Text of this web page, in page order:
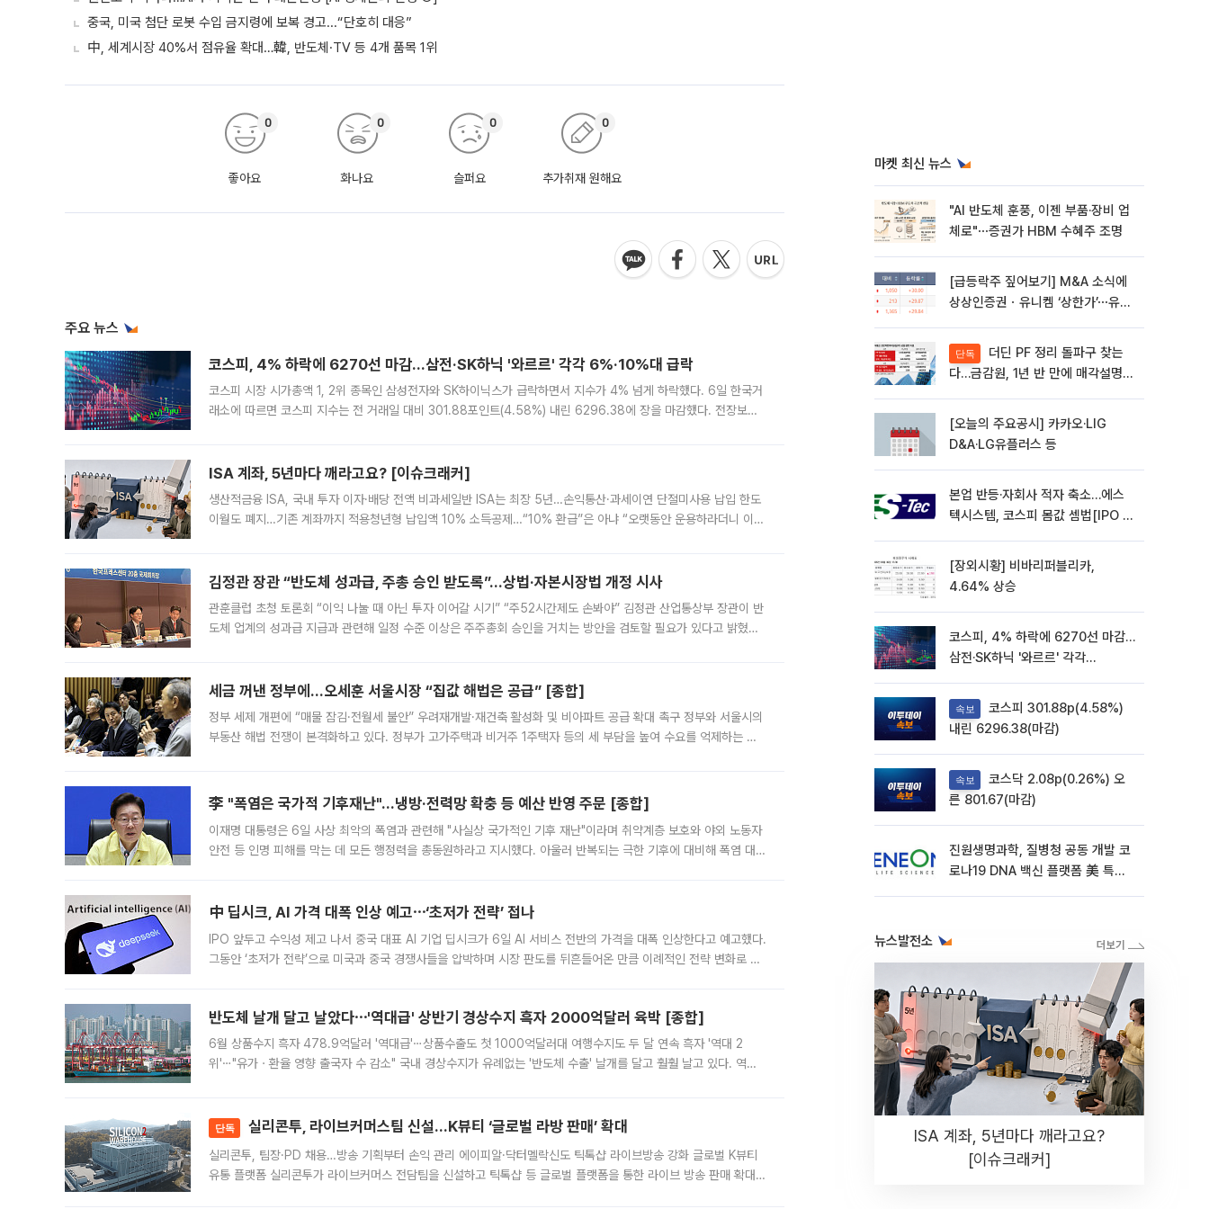
중국, 미국 첨단 로봇 수입 금지령에 보복 경고...“단호히 대응”
中, 세계시장 40%서 점유율 확대…韓, 반도체·TV 등 4개 품목 1위
좋아요
0
화나요
0
슬퍼요
0
추가취재 원해요
0
주요 뉴스
코스피, 4% 하락에 6270선 마감…삼전·SK하닉 '와르르' 각각 6%·10%대 급락
코스피 시장 시가총액 1, 2위 종목인 삼성전자와 SK하이닉스가 급락하면서 지수가 4% 넘게 하락했다. 6일 한국거
래소에 따르면 코스피 지수는 전 거래일 대비 301.88포인트(4.58%) 내린 6296.38에 장을 마감했다. 전장보다
ISA 계좌, 5년마다 깨라고요? [이슈크래커]
생산적금융 ISA, 국내 투자 이자·배당 전액 비과세일반 ISA는 최장 5년…손익통산·과세이연 단절미사용 납입 한도
이월도 폐지…기존 계좌까지 적용청년형 납입액 10% 소득공제…“10% 환급”은 아냐 “오랫동안 운용하라더니 이제
김정관 장관 “반도체 성과급, 주총 승인 받도록”…상법·자본시장법 개정 시사
관훈클럽 초청 토론회 “이익 나눌 때 아닌 투자 이어갈 시기” “주52시간제도 손봐야” 김정관 산업통상부 장관이 반
도체 업계의 성과급 지급과 관련해 일정 수준 이상은 주주총회 승인을 거치는 방안을 검토할 필요가 있다고 밝혔다.
세금 꺼낸 정부에…오세훈 서울시장 “집값 해법은 공급” [종합]
정부 세제 개편에 “매물 잠김·전월세 불안” 우려재개발·재건축 활성화 및 비아파트 공급 확대 촉구 정부와 서울시의
부동산 해법 전쟁이 본격화하고 있다. 정부가 고가주택과 비거주 1주택자 등의 세 부담을 높여 수요를 억제하는 카
李 "폭염은 국가적 기후재난"…냉방·전력망 확충 등 예산 반영 주문 [종합]
이재명 대통령은 6일 사상 최악의 폭염과 관련해 "사실상 국가적인 기후 재난"이라며 취약계층 보호와 야외 노동자
안전 등 인명 피해를 막는 데 모든 행정력을 총동원하라고 지시했다. 아울러 반복되는 극한 기후에 대비해 폭염 대응
中 딥시크, AI 가격 대폭 인상 예고⋯‘초저가 전략’ 접나
IPO 앞두고 수익성 제고 나서 중국 대표 AI 기업 딥시크가 6일 AI 서비스 전반의 가격을 대폭 인상한다고 예고했다.
그동안 ‘초저가 전략’으로 미국과 중국 경쟁사들을 압박하며 시장 판도를 뒤흔들어온 만큼 이례적인 전략 변화로 평
반도체 날개 달고 날았다⋯'역대급' 상반기 경상수지 흑자 2000억달러 육박 [종합]
6월 상품수지 흑자 478.9억달러 '역대급'⋯상품수출도 첫 1000억달러대 여행수지도 두 달 연속 흑자 '역대 2
위'⋯"유가ㆍ환율 영향 출국자 수 감소" 국내 경상수지가 유례없는 '반도체 수출' 날개를 달고 훨훨 날고 있다. 역대
단독 실리콘투, 라이브커머스팀 신설…K뷰티 ‘글로벌 라방 판매’ 확대
실리콘투, 팀장·PD 채용…방송 기획부터 손익 관리 에이피알·닥터멜락신도 틱톡샵 라이브방송 강화 글로벌 K뷰티
유통 플랫폼 실리콘투가 라이브커머스 전담팀을 신설하고 틱톡샵 등 글로벌 플랫폼을 통한 라이브 방송 판매 확대에
마켓 최신 뉴스
"AI 반도체 훈풍, 이젠 부품·장비 업
체로"⋯증권가 HBM 수혜주 조명
[급등락주 짚어보기] M&A 소식에
상상인증권ㆍ유니켐 ‘상한가’⋯유증
단독
다…금감원, 1년 반 만에 매각설명회
[오늘의 주요공시] 카카오·LIG
D&A·LG유플러스 등
본업 반등·자회사 적자 축소…에스
텍시스템, 코스피 몸값 셈법[IPO 엑
[장외시황] 비바리퍼블리카,
4.64% 상승
코스피, 4% 하락에 6270선 마감…
삼전·SK하닉 '와르르' 각각
속보
내린 6296.38(마감)
속보
른 801.67(마감)
진원생명과학, 질병청 공동 개발 코
로나19 DNA 백신 플랫폼 美 특허
뉴스발전소
ISA 계좌, 5년마다 깨라고요?
[이슈크래커]